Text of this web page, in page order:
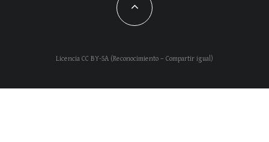
Licencia CC BY-SA (Reconocimiento – Compartir igual)